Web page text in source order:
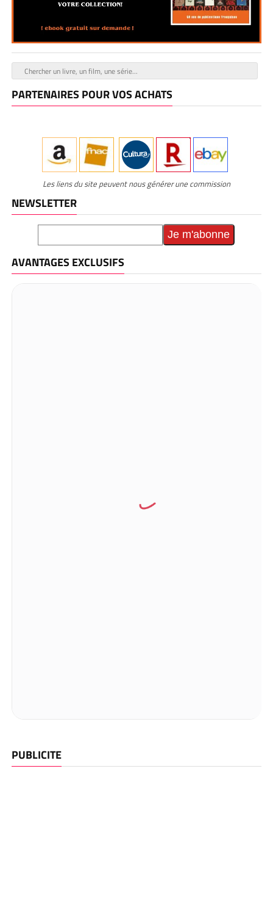
PARTENAIRES POUR VOS ACHATS
Les liens du site peuvent nous générer une commission
NEWSLETTER
AVANTAGES EXCLUSIFS
PUBLICITE